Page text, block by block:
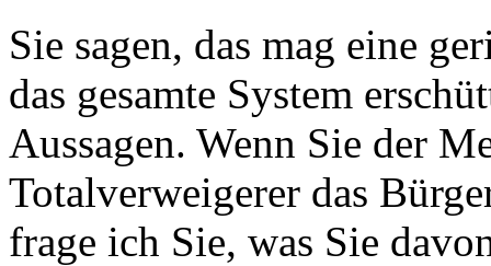
Sie sagen, das mag eine
das gesamte System
Aussagen. Wenn Sie der
Totalverweigerer das
frage ich Sie, was Sie